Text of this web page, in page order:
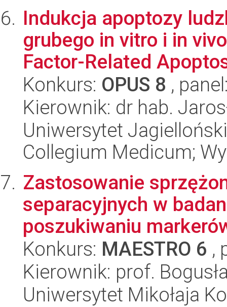
Indukcja apoptozy
grubego in vitro i in
Factor-Related
Konkurs: OPUS 8 ,
Kierownik: dr hab.
Uniwersytet
Collegium Medicum;
Zastosowanie
separacyjnych w
poszukiwaniu
Konkurs: MAESTRO 6 ,
Kierownik: prof.
Uniwersytet Mikołaja